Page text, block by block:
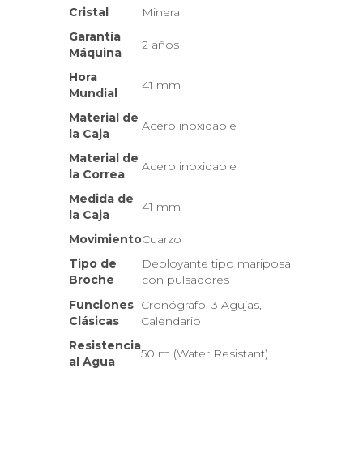
Cristal
Mineral
Garantía
Máquina
2 años
Hora
Mundial
41 mm
Material de
la Caja
Acero inoxidable
Material de
la Correa
Acero inoxidable
Medida de
la Caja
41 mm
MovimientoCuarzo
Tipo de
Broche
Deployante tipo mariposa
con pulsadores
Funciones
Clásicas
Cronógrafo, 3 Agujas,
Calendario
Resistencia
al Agua
50 m (Water Resistant)